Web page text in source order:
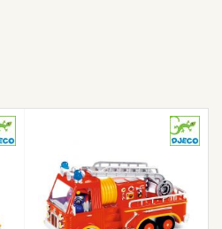
automobile. Elles sont livrées
aux petites passionnés
durant avec ces jolies
Crazy Motors regrouperont
et elles serontdisponibles à